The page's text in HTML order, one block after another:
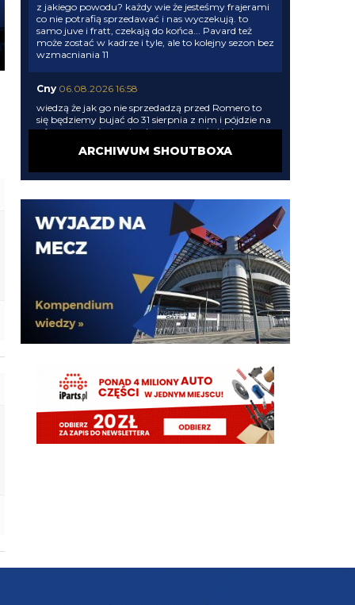
z jakiego powodu? każdy wie że jesteśmy frajerami
co nie potrafią sprzedawać i nas wyczekują. to
samo juve i fratt, czekają do końca... Pavard też
może zostać w kadrze i tyle, ale to kolejny sezon bez
wzmacniania 11
Cny 06.08.2026 16:58
wiedzą że jak go nie sprzedadzą przed Romero to
się będziemy bujać do 31 sierpnia z nim i pójdzie na
gówno wypożyczenie... inna sprawa że i tak
pójdzie a my zostaniemy bez Romero
ale to nie chodzi o brak kasy tylko o brak miejsca w
składzie dla kolejnego obrońcy. Pavard musi odejść
by zwolnić miejsce a nie pozyskać fundusze
06.08.2026 16:44
Ale zeby tez nie marudzic to uwazam, ze obrona
Bisseck/Pavard, Akanji/Stones, Bastoni/Augusto jest
silniejsza niz rok temu. Gdyby do tego doszedl jakis
mlody do rotacji lub starszy nawet zadaniowiec
ktory w razie kontuzji zrotuje srodek to bylbym
spokojny o nasz defens
timon 06.08.2026 16:38
A co do Stonesa to biorac pod uwage jaki jest
szklany to mam problem z traktowaniem go jako
cos wiecej niz uzupelnienia kadry
ARCHIWUM SHOUTBOXA